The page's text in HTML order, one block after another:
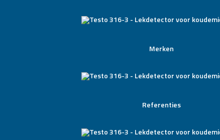
Merken
Referenties